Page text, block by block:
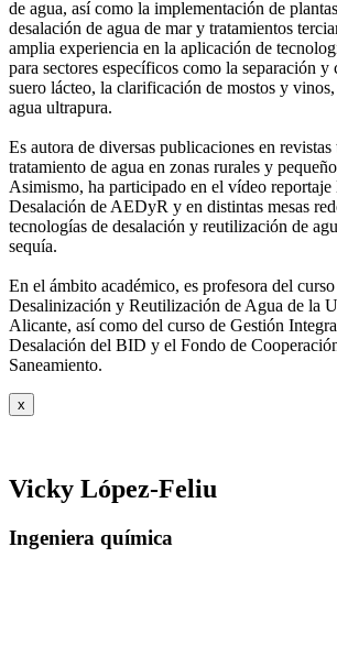
de agua, así como la implementación de
desalación de agua de mar y tratamientos
amplia experiencia en la aplicación de
para sectores específicos como la separación y
suero lácteo, la clarificación de mostos y
agua ultrapura.
Es autora de diversas publicaciones en revistas
tratamiento de agua en zonas rurales y
Asimismo, ha participado en el vídeo reportaje
Desalación de AEDyR y en distintas mesas
tecnologías de desalación y reutilización de
sequía.
En el ámbito académico, es profesora del
Desalinización y Reutilización de Agua de la
Alicante, así como del curso de Gestión
Desalación del BID y el Fondo de
Saneamiento.
x
Vicky López-Feliu
Ingeniera química